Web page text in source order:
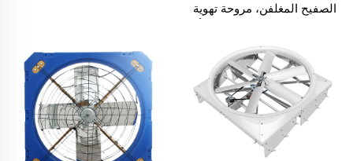
الصفيح المغلفن، مروحة تهوية
تركيبها على الجدار بقطر
950mm